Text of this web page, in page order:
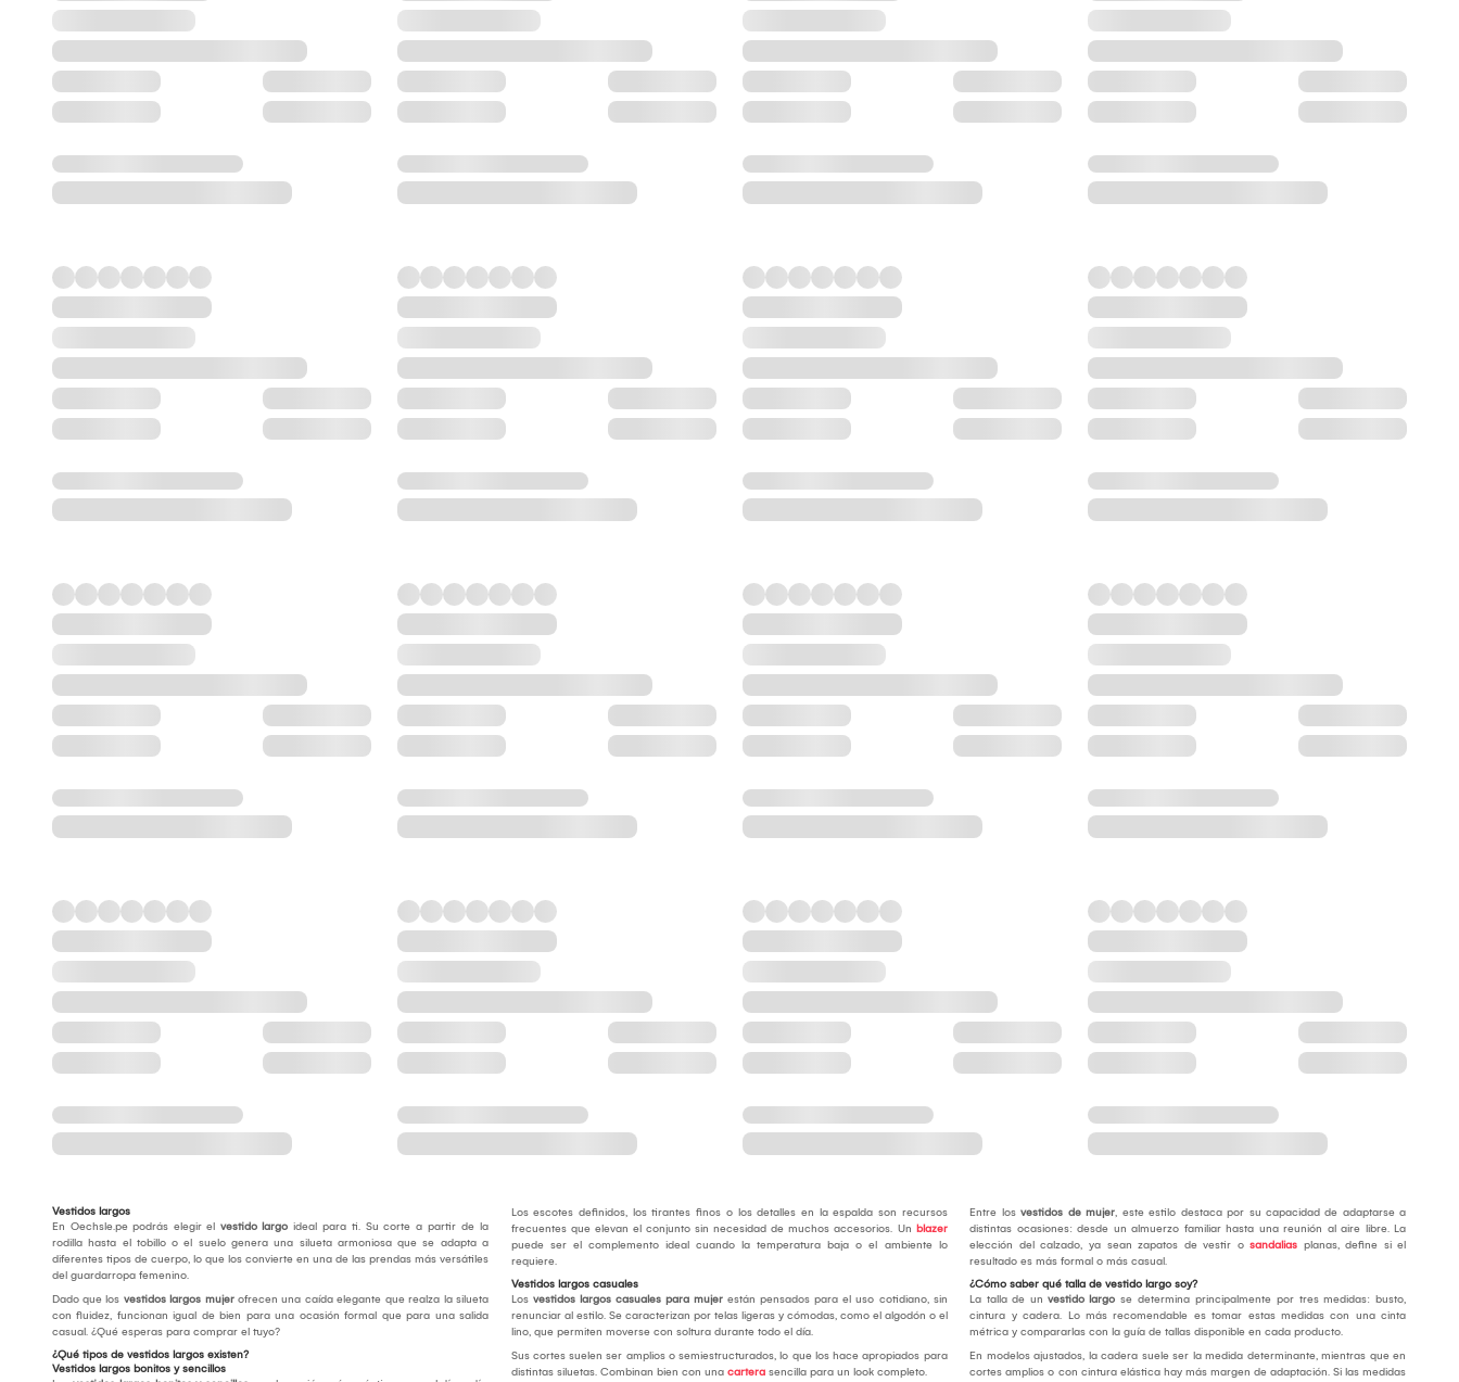
Vestidos largos
En Oechsle.pe podrás elegir el vestido largo ideal para ti. Su corte a partir de la
rodilla hasta el tobillo o el suelo genera una silueta armoniosa que se adapta a
diferentes tipos de cuerpo, lo que los convierte en una de las prendas más versátiles
del guardarropa femenino.
Dado que los vestidos largos mujer ofrecen una caída elegante que realza la silueta
con fluidez, funcionan igual de bien para una ocasión formal que para una salida
casual. ¿Qué esperas para comprar el tuyo?
¿Qué tipos de vestidos largos existen?
Vestidos largos bonitos y sencillos
Los escotes definidos, los tirantes finos o los detalles en la espalda son recursos
frecuentes que elevan el conjunto sin necesidad de muchos accesorios. Un blazer
puede ser el complemento ideal cuando la temperatura baja o el ambiente lo
requiere.
Vestidos largos casuales
Los vestidos largos casuales para mujerestán pensados para el uso cotidiano, sin
renunciar al estilo. Se caracterizan por telas ligeras y cómodas, como el algodón o el
lino, que permiten moverse con soltura durante todo el día.
Sus cortes suelen ser amplios o semiestructurados, lo que los hace apropiados para
distintas siluetas. Combinan bien con una carterasencilla para un look completo.
Entre losvestidos de mujer, este estilo destaca por su capacidad de adaptarse a
distintas ocasiones: desde un almuerzo familiar hasta una reunión al aire libre. La
elección del calzado, ya sean zapatos de vestir osandalias planas, define si el
resultado es más formal o más casual.
¿Cómo saber qué talla de vestido largo soy?
La talla de unvestido largo se determina principalmente por tres medidas: busto,
cintura y cadera. Lo más recomendable es tomar estas medidas con una cinta
métrica y compararlas con la guía de tallas disponible en cada producto.
En modelos ajustados, la cadera suele ser la medida determinante, mientras que en
cortes amplios o con cintura elástica hay más margen de adaptación. Si las medidas